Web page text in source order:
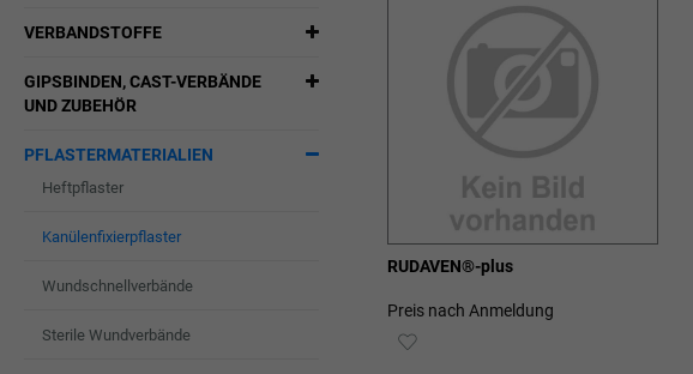
HINZUFÜGEN
RUDAVEN®-plus
Preis nach Anmeldung
VERBANDSTOFFE
GIPSBINDEN, CAST-VERBÄNDE
UND ZUBEHÖR
PFLASTERMATERIALIEN
Heftpflaster
Kanülenfixierpflaster
Wundschnellverbände
Sterile Wundverbände